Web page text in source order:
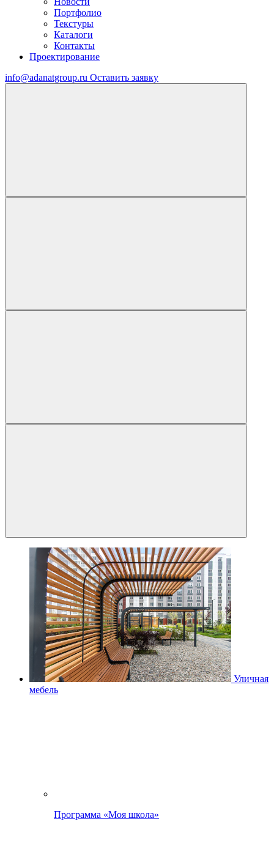
Портфолио
Текстуры
Каталоги
Контакты
Проектирование
info@adanatgroup.ru Оставить заявку
Уличная
мебель
Программа «Моя школа»